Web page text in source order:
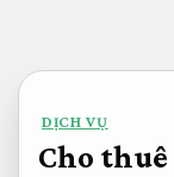
nội
dung
DỊCH VỤ
Cho